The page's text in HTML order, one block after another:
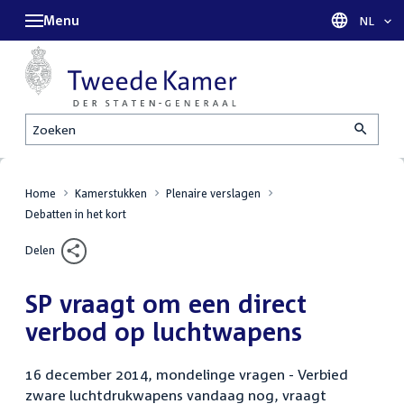
Zoeken
Menu Taal
NL
Home Kamerstukken
Plenaire verslagen
Debatten in het kort
Delen
SP vraagt om een direct
verbod op luchtwapens
16 december 2014, mondelinge vragen - Verbied
zware luchtdrukwapens vandaag nog, vraagt